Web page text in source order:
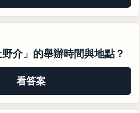
介」的舉辦時間與地點？
看答案